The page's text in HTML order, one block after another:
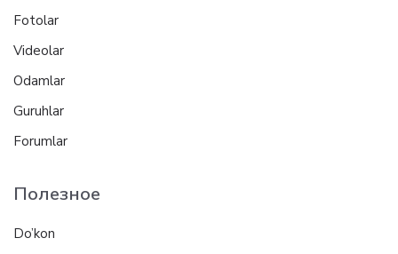
Fotolar
Videolar
Odamlar
Guruhlar
Forumlar
Полезное
Do’kon